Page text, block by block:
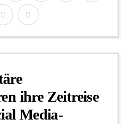
ihre Zeitreise
Media-